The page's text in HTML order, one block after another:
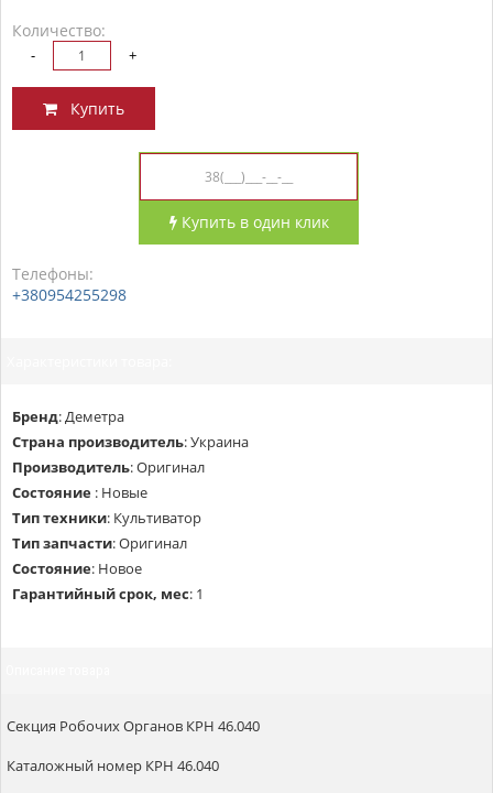
Количество:
- +
Купить
Купить в один клик
Телефоны:
+380954255298
Бренд: Деметра
Страна производитель:Украина
Производитель:Оригинал
Состояние : Новые
Тип техники: Культиватор
Тип запчасти:Оригинал
Состояние: Новое
Гарантийный срок, мес: 1
Секция Робочих Органов КРН 46.040
Каталожный номер КРН 46.040